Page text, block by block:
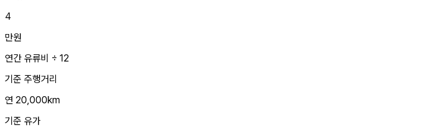
4
만원
연간 유류비 ÷ 12
기준 주행거리
연 20,000km
기준 유가